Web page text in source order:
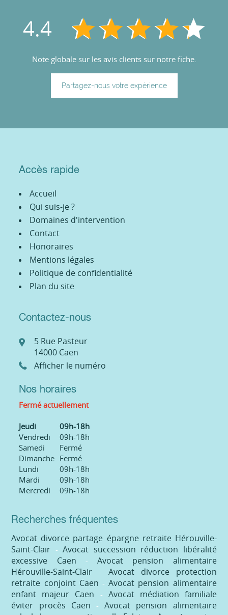
4.4
Note globale sur les avis clients sur notre fiche.
Partagez-nous votre expérience
Accès rapide
Accueil
Qui suis-je ?
Domaines d'intervention
Contact
Honoraires
Mentions légales
Politique de confidentialité
Plan du site
Contactez-nous
5 Rue Pasteur
14000 Caen
Afficher le numéro
Nos horaires
Fermé actuellement
Jeudi
09h-18h
Vendredi
09h-18h
Samedi
Fermé
Dimanche Fermé
Lundi
09h-18h
Mardi
09h-18h
Mercredi
09h-18h
Recherches fréquentes
Avocat divorce partage épargne retraite Hérouville-
Saint-Clair
Avocat succession réduction libéralité
excessive Caen
Avocat pension alimentaire
Hérouville-Saint-Clair
Avocat divorce protection
retraite conjoint Caen
Avocat pension alimentaire
enfant majeur Caen
Avocat médiation familiale
éviter procès Caen
Avocat pension alimentaire